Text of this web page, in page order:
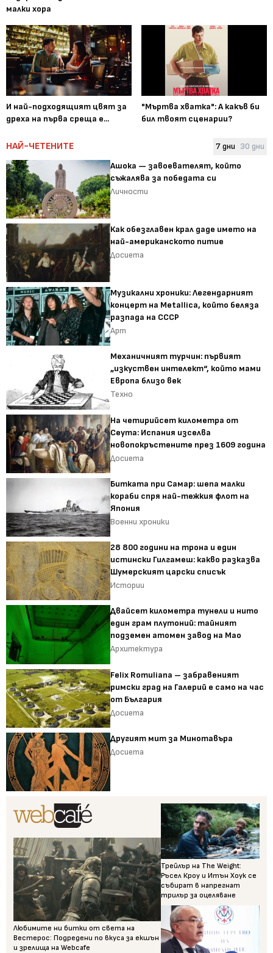
малки хора
И най-подходящият цвят за
дреха на първа среща е...
"Мъртва хватка": А какъв би
бил твоят сценарии?
НАЙ-ЧЕТЕНИТЕ 7 дни 30 дни
Ашока — завоевателят, който
съжалява за победата си
Личности
Как обезглавен крал даде името на
най-американското питие
Досиета
Музикални хроники: Легендарният
концерт на Metallica, който беляза
разпада на СССР
Арт
Механичният турчин: първият
„изкуствен интелект“, който мами
Европа близо век
Техно
На четирийсет километра от
Сеута: Испания изселва
новопокръстените през 1609 година
Досиета
Битката при Самар: шепа малки
кораби спря най-тежкия флот на
Япония
Военни хроники
28 800 години на трона и един
истински Гилгамеш: какво разказва
Шумерският царски списък
Истории
Двайсет километра тунели и нито
един грам плутоний: тайният
подземен атомен завод на Мао
Архитектура
Felix Romuliana – забравеният
римски град на Галерий е само на час
от България
Досиета
Другият мит за Минотавъра
Досиета
Любимите ни битки от света на
Вестерос: Подредени по вкуса за екшън
и зрелища на Webcafe
Трейлър на The Weight:
Ръсел Кроу и Итън Хоук се
събират в напрегнат
трилър за оцеляване